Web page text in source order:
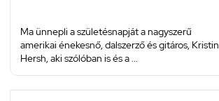
Ma ünnepli a születésnapját a nagyszerű
amerikai énekesnő, dalszerző és gitáros, Kristin
Hersh, aki szólóban is és a ...